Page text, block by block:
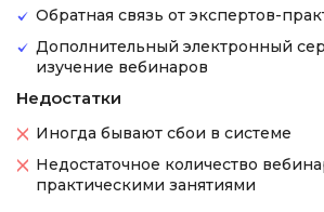
Обратная связь от экспертов-
Дополнительный электронный
изучение вебинаров
Недостатки
Иногда бывают сбои в системе
Недостаточное количество
практическими занятиями